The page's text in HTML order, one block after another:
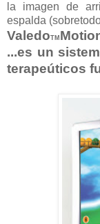
la imagen de
espalda
ValedoTM
...es un
terapeúticos